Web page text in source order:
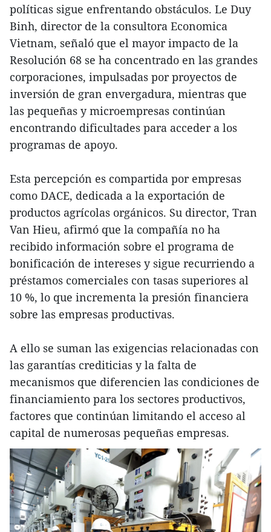
políticas sigue enfrentando obstáculos. Le Duy
Binh, director de la consultora Economica
Vietnam, señaló que el mayor impacto de la
Resolución 68 se ha concentrado en las grandes
corporaciones, impulsadas por proyectos de
inversión de gran envergadura, mientras que
las pequeñas y microempresas continúan
encontrando dificultades para acceder a los
programas de apoyo.
Esta percepción es compartida por empresas
como DACE, dedicada a la exportación de
productos agrícolas orgánicos. Su director, Tran
Van Hieu, afirmó que la compañía no ha
recibido información sobre el programa de
bonificación de intereses y sigue recurriendo a
préstamos comerciales con tasas superiores al
10 %, lo que incrementa la presión financiera
sobre las empresas productivas.
A ello se suman las exigencias relacionadas con
las garantías crediticias y la falta de
mecanismos que diferencien las condiciones de
financiamiento para los sectores productivos,
factores que continúan limitando el acceso al
capital de numerosas pequeñas empresas.